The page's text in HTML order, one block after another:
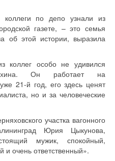
коллеги по депо узнали из
газете, – это семья
об этой истории, выразила
коллег особо не удивился
Он работает на
21-й год, его здесь ценят
но и за человеческие
участка вагонного
Юрия Цыкунова,
мужик, спокойный,
и очень ответственный».